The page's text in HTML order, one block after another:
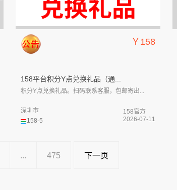
￥158
158平台积分Y点兑换礼品（通...
积分Y点兑换礼品。扫码联系客服，包邮寄出...
158-5
深圳市
158官方
2026-07-11
... 475 下一页